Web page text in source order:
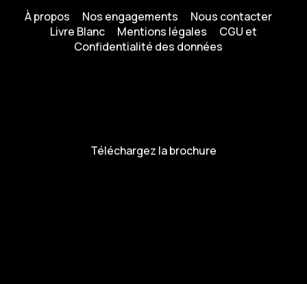
À propos Nos engagements
Nous contacter
Livre Blanc
Mentions légales
CGU et
Confidentialité des données
Téléchargez la brochure